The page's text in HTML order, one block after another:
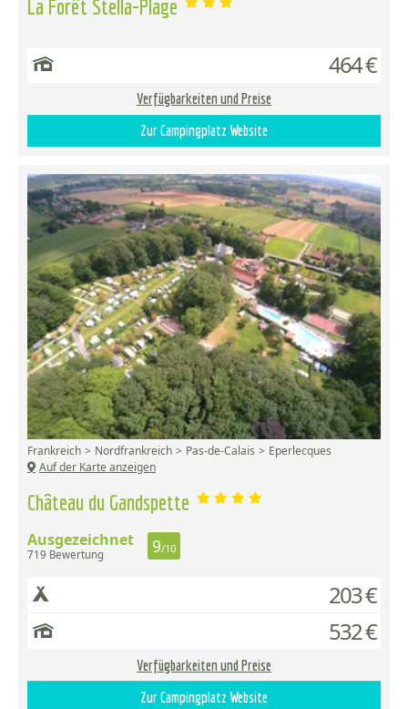
La Forêt Stella-Plage
464 €
Verfügbarkeiten und Preise
Zur Campingplatz Website
Château du Gandspette
Frankreich Nordfrankreich Pas-de-Calais
Eperlecques
Auf der Karte anzeigen
Ausgezeichnet
719 Bewertung 9/10
203 €
532 €
Verfügbarkeiten und Preise
Zur Campingplatz Website